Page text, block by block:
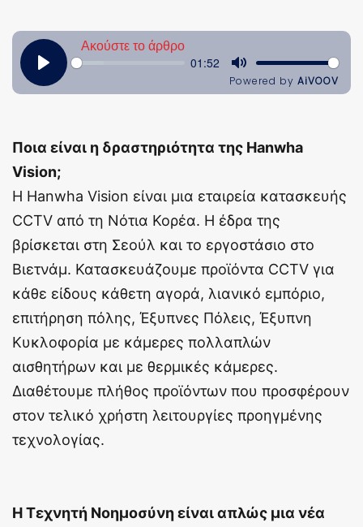
Ποια είναι η δραστηριότητα της Hanwha
Vision;
Η Hanwha Vision είναι μια εταιρεία κατασκευής
CCTV από τη Νότια Κορέα. Η έδρα της
βρίσκεται στη Σεούλ και το εργοστάσιο στο
Βιετνάμ. Κατασκευάζουμε προϊόντα CCTV για
κάθε είδους κάθετη αγορά, λιανικό εμπόριο,
επιτήρηση πόλης, Έξυπνες Πόλεις, Έξυπνη
Κυκλοφορία με κάμερες πολλαπλών
αισθητήρων και με θερμικές κάμερες.
Διαθέτουμε πλήθος προϊόντων που προσφέρουν
στον τελικό χρήστη λειτουργίες προηγμένης
τεχνολογίας.
Η Τεχνητή Νοημοσύνη είναι απλώς μια νέα